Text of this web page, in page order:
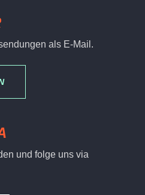
als E-Mail.
und folge uns via